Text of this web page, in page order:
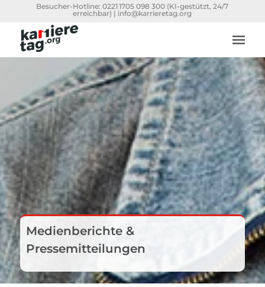
Besucher-Hotline:0221 1705 098 300 (KI-gestützt, 24/7
erreichbar) | info@karrieretag.org
Medienberichte &
Pressemitteilungen